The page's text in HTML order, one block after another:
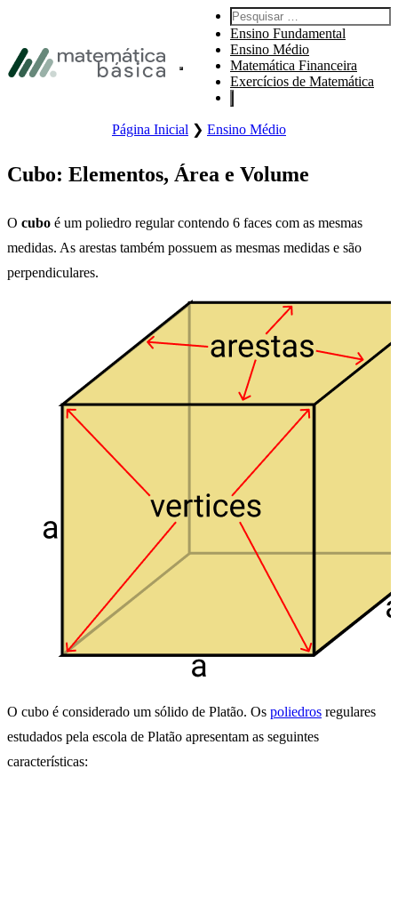
Pular Rodapé
Abre o menu principal do site.
Pesquisar por:
Ensino Fundamental
Ensino Médio
Matemática Financeira
Exercícios de Matemática
Página Inicial ❯ Ensino Médio
Cubo: Elementos, Área e Volume
O cubo é um poliedro regular contendo 6 faces com as mesmas
medidas. As arestas também possuem as mesmas medidas e são
perpendiculares.
O cubo é considerado um sólido de Platão. Os poliedros regulares
estudados pela escola de Platão apresentam as seguintes
características: